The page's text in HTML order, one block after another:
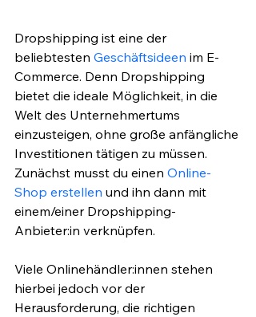
Dropshipping ist eine der
beliebtesten Geschäftsideen im E-
Commerce. Denn Dropshipping
bietet die ideale Möglichkeit, in die
Welt des Unternehmertums
einzusteigen, ohne große anfängliche
Investitionen tätigen zu müssen.
Zunächst musst du einen Online-
Shop erstellen und ihn dann mit
einem/einer Dropshipping-
Anbieter:in verknüpfen.
Viele Onlinehändler:innen stehen
hierbei jedoch vor der
Herausforderung, die richtigen